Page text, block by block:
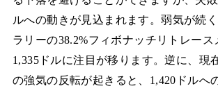
ルへの動きが見込まれます。弱気が続
ラリーの38.2%フィボナッチリトレース
1,335ドルに注目が移ります。逆に、現
の強気の反転が起きると、1,420ドルへ